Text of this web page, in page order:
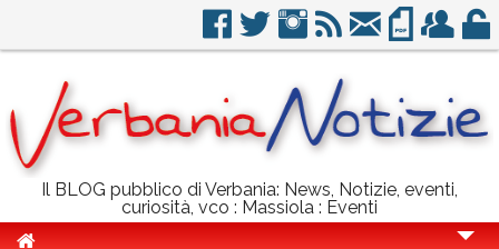
Il BLOG pubblico di Verbania: News, Notizie, eventi,
curiosità, vco : Massiola : Eventi